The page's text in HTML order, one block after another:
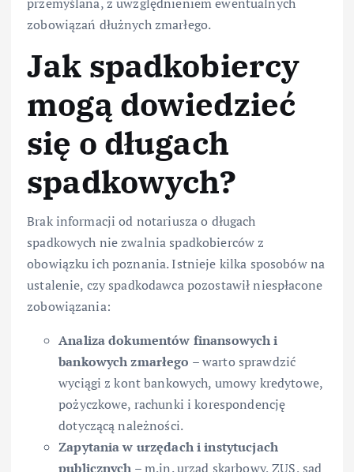
zobowiązań dłużnych zmarłego.
Jak spadkobiercy
mogą dowiedzieć
się o długach
spadkowych?
Brak informacji od notariusza o długach
spadkowych nie zwalnia spadkobierców z
obowiązku ich poznania. Istnieje kilka sposobów na
ustalenie, czy spadkodawca pozostawił niespłacone
zobowiązania:
Analiza dokumentów finansowych i
bankowych zmarłego – warto sprawdzić
wyciągi z kont bankowych, umowy kredytowe,
pożyczkowe, rachunki i korespondencję
dotyczącą należności.
Zapytania w urzędach i instytucjach
publicznych – m.in. urząd skarbowy, ZUS, sąd